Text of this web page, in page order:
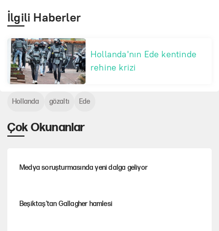
İlgili Haberler
Hollanda'nın Ede kentinde
rehine krizi
Çok Okunanlar
Medya soruşturmasında yeni dalga geliyor
Beşiktaş’tan Gallagher hamlesi
Hollanda gözaltı Ede